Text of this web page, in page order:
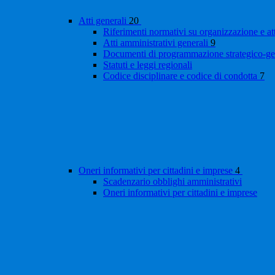
Atti generali 20
Riferimenti normativi su organizzazione e
Atti amministrativi generali 9
Documenti di programmazione strategico-
Statuti e leggi regionali
Codice disciplinare e codice di condotta 7
Oneri informativi per cittadini e imprese 4
Scadenzario obblighi amministrativi
Oneri informativi per cittadini e imprese